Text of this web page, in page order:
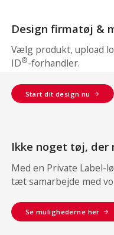
Design firmatøj &
Vælg produkt, upload
ID®-forhandler.
Start dit design nu
Ikke noget tøj, der
Med en Private Label-
tæt samarbejde med
Se mulighederne her